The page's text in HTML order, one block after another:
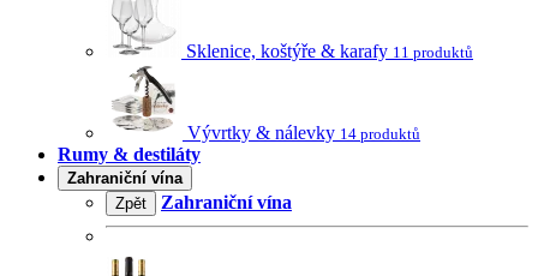
Sklenice, koštýře & karafy 11 produktů
Vývrtky & nálevky 14 produktů
Rumy & destiláty
Zahraniční vína
Zpět
Zahraniční vína